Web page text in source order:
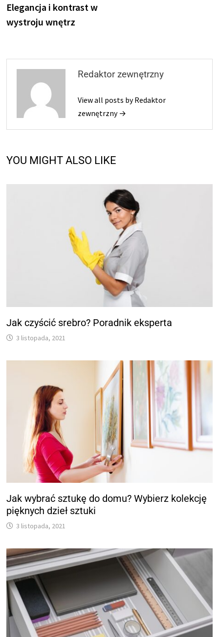
Elegancja i kontrast w
wystroju wnętrz
Redaktor zewnętrzny
View all posts by Redaktor
zewnętrzny →
YOU MIGHT ALSO LIKE
Jak czyścić srebro? Poradnik eksperta
3 listopada, 2021
Jak wybrać sztukę do domu? Wybierz kolekcję
pięknych dzieł sztuki
3 listopada, 2021